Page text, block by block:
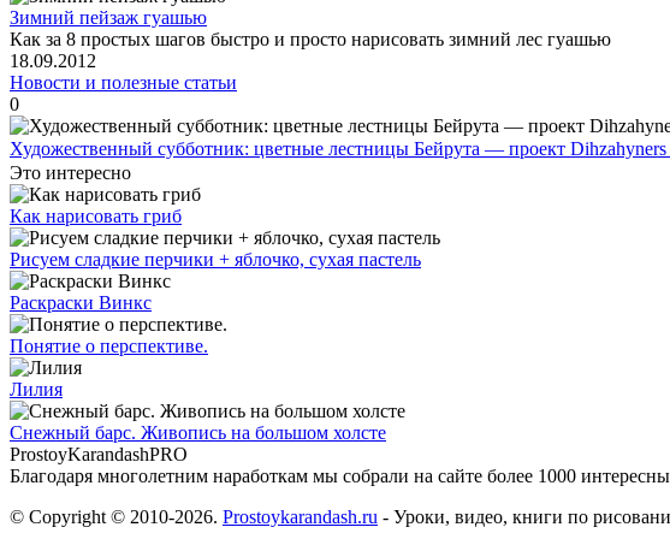
Зимний пейзаж гуашью
Как за 8 простых шагов быстро и просто нарисовать зимний лес гуашью
18.09.2012
Новости и полезные статьи
0
Художественный субботник: цветные лестницы Бейрута — проект Dihzahyners
Это интересно
Как нарисовать гриб
Рисуем сладкие перчики + яблочко, сухая пастель
Раскраски Винкс
Понятие о перспективе.
Лилия
Снежный барс. Живопись на большом холсте
ProstoyKarandashPRO
Благодаря многолетним наработкам мы cобрали на сайте более 1000
© Copyright © 2010-2026. Prostoykarandash.ru - Уроки, видео, книги по